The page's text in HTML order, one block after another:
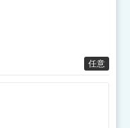
任意